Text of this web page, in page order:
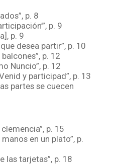
p. 8
p. 9
p. 9
desea partir”, p. 10
p. 12
Nuncio”, p. 12
y participad”, p. 13
partes se cuecen
p. 15
en un plato”, p.
las tarjetas”, p. 18